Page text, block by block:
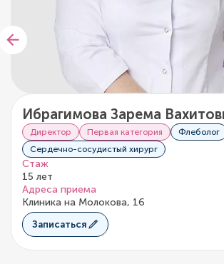
Ибрагимова Зарема
Директор Первая категория
Флеболог
Сердечно-сосудистый хирург
Стаж
15 лет
Адреса приема
Клиника на Молокова, 16
Записаться